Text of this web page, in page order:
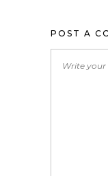
POST A